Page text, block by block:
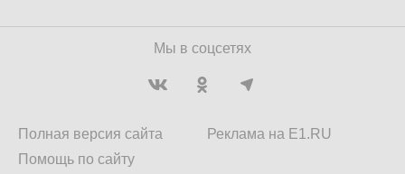
Мы в соцсетях
Полная версия сайта
Помощь по сайту
Реклама на E1.RU